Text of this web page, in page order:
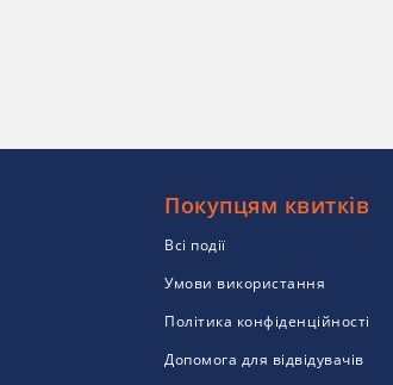
Покупцям квитків
Всі події
Умови використання
Політика конфіденційності
Допомога для відвідувачів